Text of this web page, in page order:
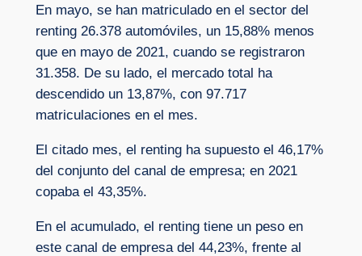
En mayo, se han matriculado en el sector del
renting 26.378 automóviles, un 15,88% menos
que en mayo de 2021, cuando se registraron
31.358. De su lado, el mercado total ha
descendido un 13,87%, con 97.717
matriculaciones en el mes.
El citado mes, el renting ha supuesto el 46,17%
del conjunto del canal de empresa; en 2021
copaba el 43,35%.
En el acumulado, el renting tiene un peso en
este canal de empresa del 44,23%, frente al